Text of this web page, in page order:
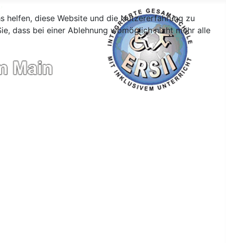
helfen, diese Website und die Nutzererfahrung zu
dass bei einer Ablehnung womöglich nicht mehr alle